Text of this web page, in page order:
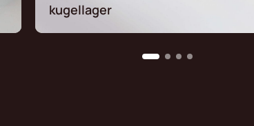
kugellager